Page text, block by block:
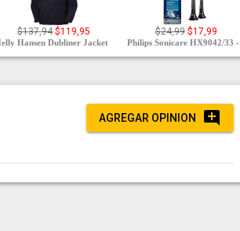
$137,94 $119,95
Hansen Dubliner Jacket
$24,99 $17,99
Philips Sonicare HX9042/33 -
AGREGAR OPINION